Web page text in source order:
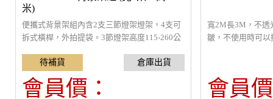
米)
便攜式背景架組內含2支三節燈架燈架，4支可
拆式橫桿，外拍提袋。3節燈架高度115-260公
會員價：
寬2M長3M，不透
皺，不使用時可
會員